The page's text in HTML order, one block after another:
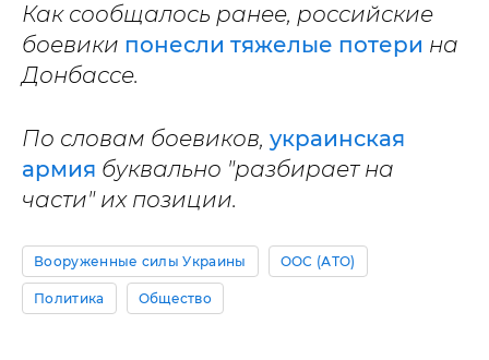
Как сообщалось ранее, российские
боевики понесли тяжелые потери на
Донбассе.
По словам боевиков, украинская
армия буквально "разбирает на
части" их позиции.
Вооруженные силы Украины ООС (АТО)
Политика Общество